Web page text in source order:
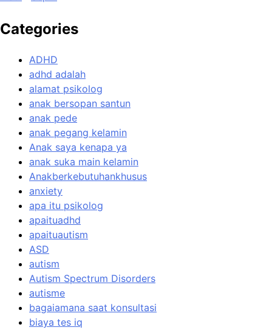
Categories
ADHD
adhd adalah
alamat psikolog
anak bersopan santun
anak pede
anak pegang kelamin
Anak saya kenapa ya
anak suka main kelamin
Anakberkebutuhankhusus
anxiety
apa itu psikolog
apaituadhd
apaituautism
ASD
autism
Autism Spectrum Disorders
autisme
bagaiamana saat konsultasi
biaya tes iq